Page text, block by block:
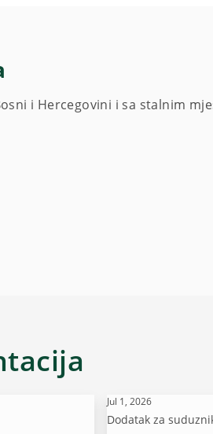
i Hercegovini i sa stalnim
Jul 1, 2026
Dodatak za